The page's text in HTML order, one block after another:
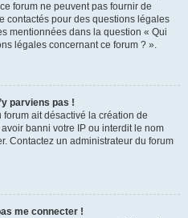
forum ne peuvent pas fournir de
contactés pour des questions légales
mentionnées dans la question « Qui
légales concernant ce forum ? ».
parviens pas !
forum ait désactivé la création de
banni votre IP ou interdit le nom
Contactez un administrateur du forum
me connecter !